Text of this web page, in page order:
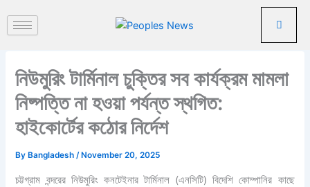
নিউমুরিং টার্মিনাল চুক্তির সব কার্যক্রম মামলা
নিষ্পত্তি না হওয়া পর্যন্ত স্থগিত:
হাইকোর্টের কঠোর নির্দেশ
By Bangladesh/ November 20, 2025
চট্টগ্রাম বন্দরের নিউমুরিং কনটেইনার টার্মিনাল (এনসিটি) বিদেশি কোম্পানির কাছে
রা
ত
ব
র